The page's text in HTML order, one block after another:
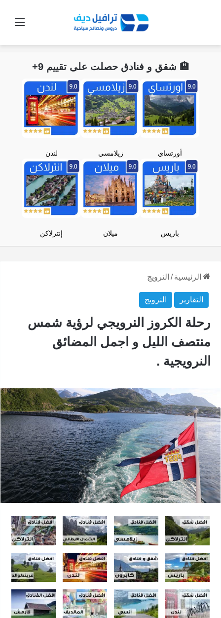
🏨 شقق و فنادق حصلت على تقييم 9+
أورتساي زيلامسي لندن
باريس ميلان إنترلاكن
الرئيسية / النرويج
التقارير النرويج
رحلة الكروز النرويجي لرؤية شمس
منتصف الليل و اجمل المضائق
النرويجية .